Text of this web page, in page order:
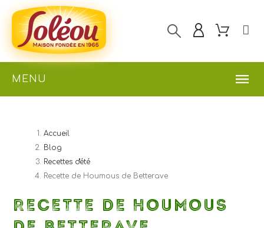
MENU
Accueil
Blog
Recettes d'été
Recette de Houmous de Betterave
RECETTE DE HOUMOUS